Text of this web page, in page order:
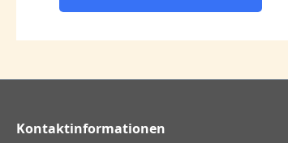
Kontaktinformationen